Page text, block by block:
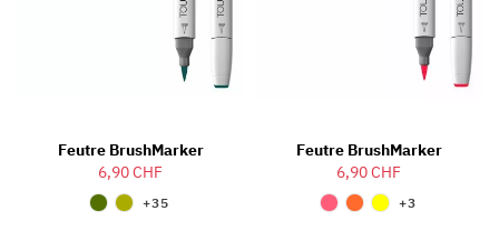
Feutre BrushMarker
6,90 CHF
+35
Feutre BrushMarker
6,90 CHF
+3